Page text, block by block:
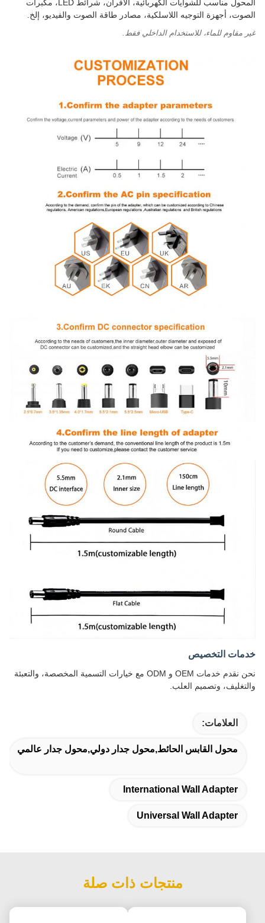
المحول مناسب للشوايات الكهربائية، الأفران، شرائط LED، مكبرات
الصوت، أجهزة التوجيه اللاسلكية، مصادر طاقة الصوت والفيديو، إلخ.
غير مقاوم للماء، للاستخدام الداخلي فقط.
خدمات التخصيص
نحن نقدم خدمات OEM و ODM مع خيارات التسمية المخصصة، والتعبئة
والتغليف، وتصميم العلب.
العلامات:
محول القابس الحائط,محول جدار دولي,محول جدار عالمي
International Wall Adapter
Universal Wall Adapter
منتجات ذات صلة